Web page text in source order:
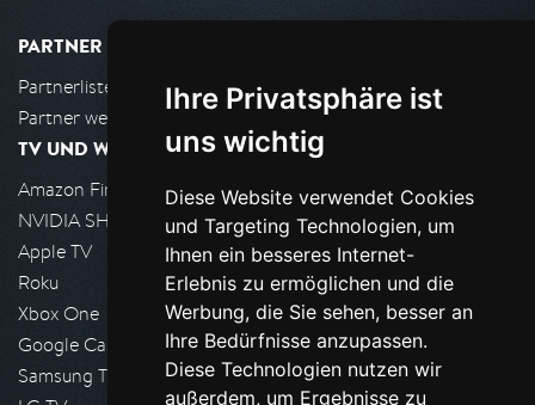
Ihre Privatsphäre ist
uns wichtig
Diese Website verwendet Cookies
und Targeting Technologien, um
Ihnen ein besseres Internet-
Erlebnis zu ermöglichen und die
Werbung, die Sie sehen, besser an
Ihre Bedürfnisse anzupassen.
Diese Technologien nutzen wir
außerdem, um Ergebnisse zu
PARTNER
Partnerliste
Partner werden
TV UND WOHNZIMMER
Amazon FireTV
NVIDIA SHIELD, Google TV
Apple TV
Roku
Xbox One
Google Cast
Samsung TV